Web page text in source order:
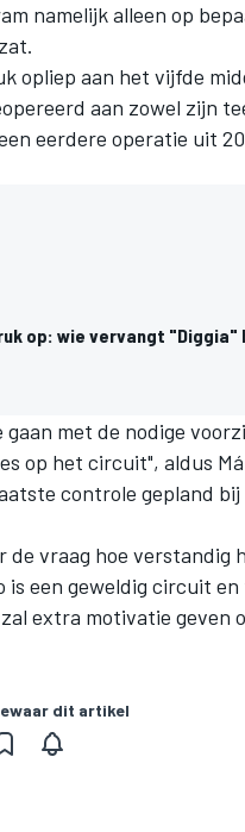
namelijk alleen op
opliep aan het vijfde
aan zowel zijn
eerdere operatie uit
op: wie vervangt "Diggia"
met de nodige
op het circuit", aldus
controle gepland
de vraag hoe verstandig
is een geweldig circuit
extra motivatie geven
dit artikel